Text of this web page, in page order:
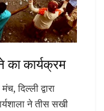
का कार्यक्रम
दिल्ली द्वारा
ने तीस सखी